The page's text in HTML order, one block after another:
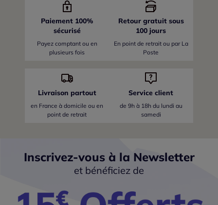
Paiement 100%
sécurisé
Payez comptant ou en
plusieurs fois
Retour gratuit sous
100 jours
En point de retrait ou par La
Poste
Livraison partout
en France à domicile ou en
point de retrait
Service client
de 9h à 18h du lundi au
samedi
Inscrivez-vous à la Newsletter
et bénéficiez de